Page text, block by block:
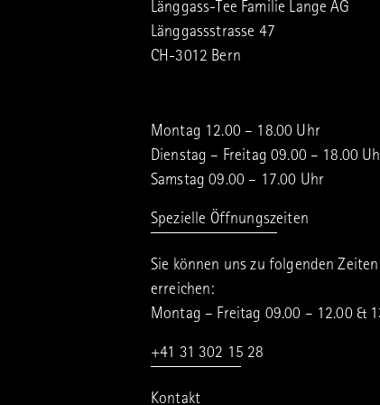
Länggass-Tee Familie Lange AG
Länggassstrasse 47
CH-3012 Bern
Montag 12.00 – 18.00 Uhr
Dienstag – Freitag 09.00 – 18.00
Samstag 09.00 – 17.00 Uhr
Spezielle Öffnungszeiten
Sie können uns zu folgenden
erreichen:
Montag – Freitag 09.00 – 12.00 &
+41 31 302 15 28
Kontakt